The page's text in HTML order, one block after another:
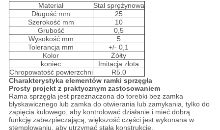
Materiał
Stal sprężynowa
Długość mm
25
Szerokość mm
10
Grubość
0,5
Wysokość mm
5
Tolerancja mm
+/- 0,1
Kolor
Żółty
koniec
Imitacja złota
Chropowatość powierzchni
R5.0
Charakterystyka elementów ramki sprzęgła
Prosty projekt z praktycznym zastosowaniem
Rama sprzęgła jest przeznaczona do torebki bez zamka
błyskawicznego lub zamka do otwierania lub zamykania, tylko do
zapięcia kulowego, aby kontrolować działanie i mieć dobrą
funkcję zabezpieczającą, większość części jest wykonana w
stemplowaniu, aby utrzymać stałą konstrukcję.